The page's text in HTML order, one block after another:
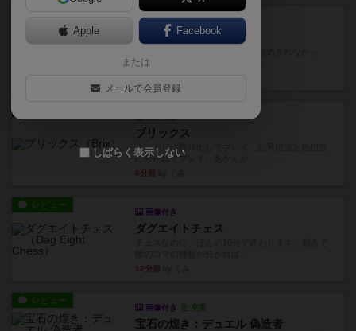
リーダーズ
た…であっさり詰められて負け...
ブリックス
久しぶりに取り出してプレイ。記号担当と色担当
に分かれてプレイ。あかんか...
6分前
レビュー
画像付き
ダグエイトチェス
12分前
レビュー
画像付き 充実
宝石の煌き：デュエル 偽造者
Apple Facebook
または
メールで会員登録
しばらく表示しない